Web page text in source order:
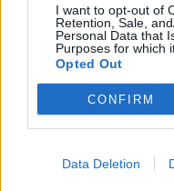
I want to opt-out of
Retention, Sale,
Personal Data that
Purposes for which
Opted Out
CONFIRM
Data Deletion
06/
για